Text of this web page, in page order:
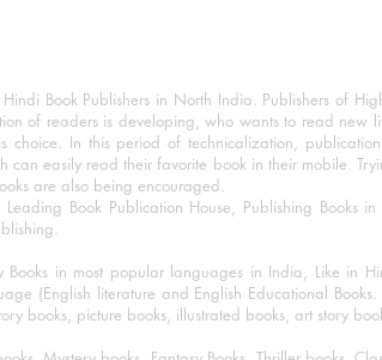
Book Publishers in North India. Publishers of
of readers is developing, who wants to read new
In this period of technicalization,
easily read their favorite book in their mobile.
are also being encouraged.
Book Publication House, Publishing Books
Books in most popular languages in India, Like in
(English literature and English Educational
books, picture books, illustrated books, art story